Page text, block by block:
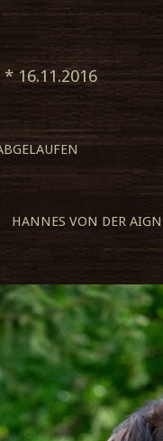
16.11.2016
VON DER